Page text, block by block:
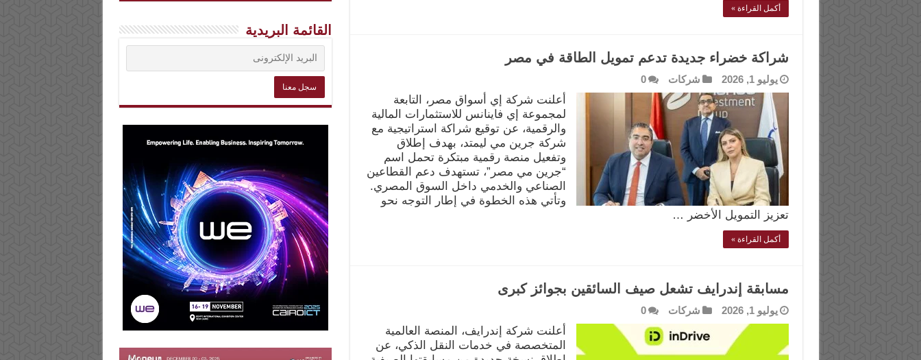
أكمل القراءة »
شراكة خضراء جديدة تدعم تمويل الطاقة في مصر
يوليو 1, 2026 شركات 0
أعلنت شركة إي أسواق مصر، التابعة
لمجموعة إي فاينانس للاستثمارات المالية
والرقمية، عن توقيع شراكة استراتيجية مع
شركة جرين مي ليمتد، بهدف إطلاق
وتفعيل منصة رقمية مبتكرة تحمل اسم
“جرين مي مصر”، تستهدف دعم القطاعين
الصناعي والخدمي داخل السوق المصري.
وتأتي هذه الخطوة في إطار التوجه نحو
تعزيز التمويل الأخضر …
أكمل القراءة »
مسابقة إندرايف تشعل صيف السائقين بجوائز كبرى
يوليو 1, 2026 شركات 0
أعلنت شركة إندرايف، المنصة العالمية
المتخصصة في خدمات النقل الذكي، عن
القائمة البريدية